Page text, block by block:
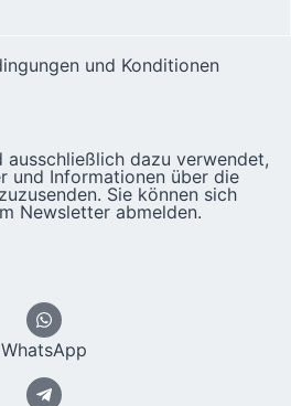
und Konditionen
ausschließlich dazu verwendet,
und Informationen über die
Sie können sich
Newsletter abmelden.
WhatsApp